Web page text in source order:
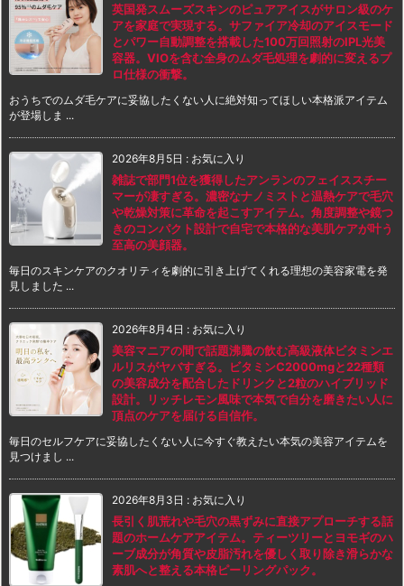
英国発スムーズスキンのピュアアイスがサロン級のケ
アを家庭で実現する。サファイア冷却のアイスモード
とパワー自動調整を搭載した100万回照射のIPL光美
容器。VIOを含む全身のムダ毛処理を劇的に変えるプ
ロ仕様の衝撃。
おうちでのムダ毛ケアに妥協したくない人に絶対知ってほしい本格派アイテム
が登場しま ...
2026年8月5日 : お気に入り
雑誌で部門1位を獲得したアンランのフェイススチー
マーが凄すぎる。濃密なナノミストと温熱ケアで毛穴
や乾燥対策に革命を起こすアイテム。角度調整や鏡つ
きのコンパクト設計で自宅で本格的な美肌ケアが叶う
至高の美顔器。
毎日のスキンケアのクオリティを劇的に引き上げてくれる理想の美容家電を発
見しました ...
2026年8月4日 : お気に入り
美容マニアの間で話題沸騰の飲む高級液体ビタミンエ
ルリスがヤバすぎる。ビタミンC2000mgと22種類
の美容成分を配合したドリンクと2粒のハイブリッド
設計。リッチレモン風味で本気で自分を磨きたい人に
頂点のケアを届ける自信作。
毎日のセルフケアに妥協したくない人に今すぐ教えたい本気の美容アイテムを
見つけまし ...
2026年8月3日 : お気に入り
長引く肌荒れや毛穴の黒ずみに直接アプローチする話
題のホームケアアイテム。ティーツリーとヨモギのハ
ーブ成分が角質や皮脂汚れを優しく取り除き滑らかな
素肌へと整える本格ピーリングパック。